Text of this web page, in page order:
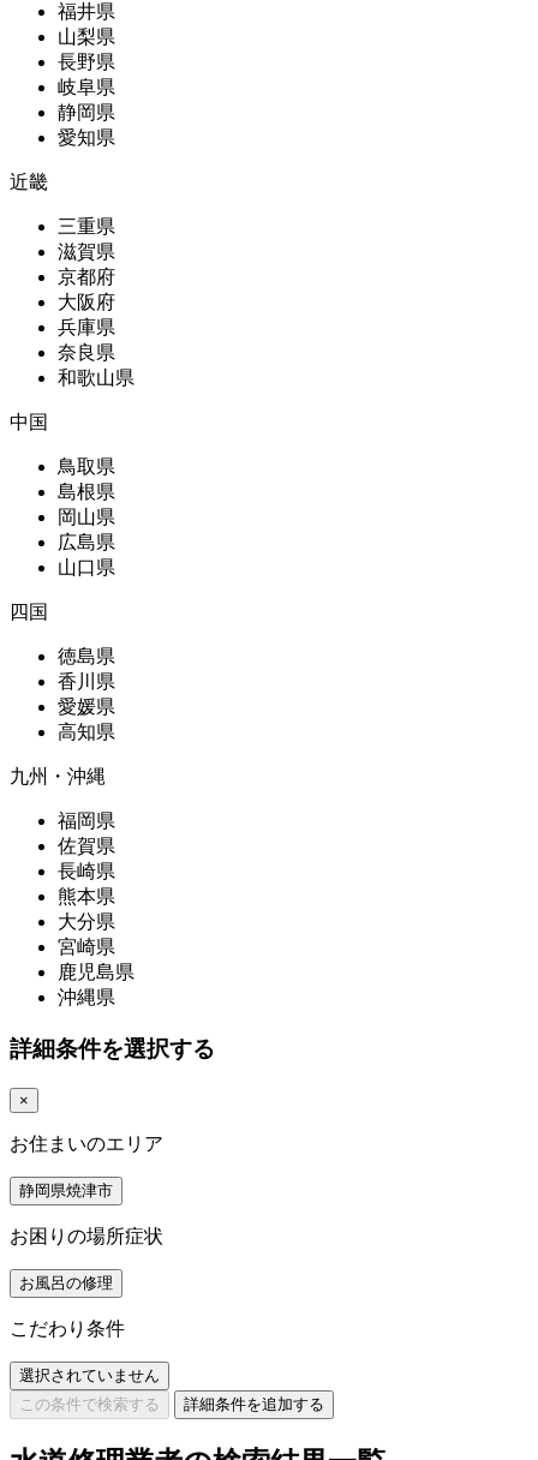
福井県
山梨県
長野県
岐阜県
静岡県
愛知県
近畿
三重県
滋賀県
京都府
大阪府
兵庫県
奈良県
和歌山県
中国
鳥取県
島根県
岡山県
広島県
山口県
四国
徳島県
香川県
愛媛県
高知県
九州・沖縄
福岡県
佐賀県
長崎県
熊本県
大分県
宮崎県
鹿児島県
沖縄県
詳細条件を選択する
×
お住まいのエリア
静岡県焼津市
お困りの場所症状
お風呂の修理
こだわり条件
選択されていません
この条件で検索する
詳細条件を追加する